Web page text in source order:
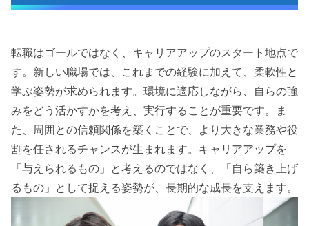
転職はゴールではなく、キャリアアップのスタート地点で
す。新しい職場では、これまでの経験に加えて、柔軟性と
学ぶ姿勢が求められます。環境に適応しながら、自らの強
みをどう活かすかを考え、実行することが重要です。ま
た、周囲との信頼関係を築くことで、より大きな業務や役
割を任されるチャンスが生まれます。キャリアアップを
「与えられるもの」と考えるのではなく、「自ら築き上げ
るもの」として捉える姿勢が、長期的な成長を支えます。